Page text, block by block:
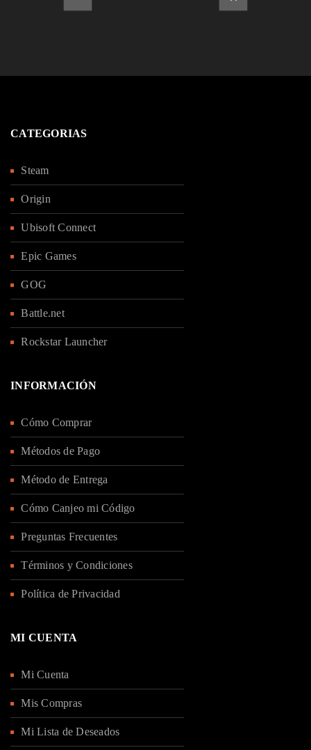
ACCEDER
REGISTRARSE
Dirección de correo electrónico*
Sus datos personales se utilizarán para respaldar su
experiencia en este sitio web, para administrar el
acceso a su cuenta y para otros fines descritos en
nuestrapolítica de privacidad
CATEGORIAS
Steam
Origin
Ubisoft Connect
Epic Games
GOG
Battle.net
Rockstar Launcher
INFORMACIÓN
Cómo Comprar
Métodos de Pago
Método de Entrega
Cómo Canjeo mi Código
Preguntas Frecuentes
Términos y Condiciones
Política de Privacidad
MI CUENTA
Mi Cuenta
Mis Compras
Mi Lista de Deseados